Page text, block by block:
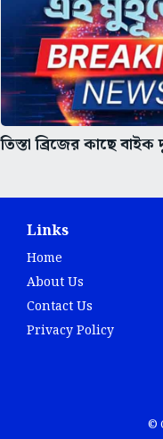
তিস্তা ব্রিজের কাছে
Links
Home
About Us
Contact Us
Privacy Policy
©